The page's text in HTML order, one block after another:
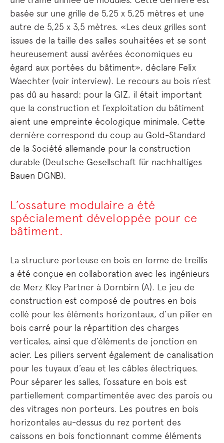
basée sur une grille de 5,25 x 5,25 mètres et une
autre de 5,25 x 3,5 mètres. «Les deux grilles sont
issues de la taille des salles souhaitées et se sont
heureusement aussi avérées économiques eu
égard aux portées du bâtiment», déclare Felix
Waechter (voir interview). Le recours au bois n’est
pas dû au hasard: pour la GIZ, il était important
que la construction et l’exploitation du bâtiment
aient une empreinte écologique minimale. Cette
dernière correspond du coup au Gold-Standard
de la Société allemande pour la construction
durable (Deutsche Gesellschaft für nachhaltiges
Bauen DGNB).
L’ossature modulaire a été
spécialement développée pour ce
bâtiment.
La structure porteuse en bois en forme de treillis
a été conçue en collaboration avec les ingénieurs
de Merz Kley Partner à Dornbirn (A). Le jeu de
construction est composé de poutres en bois
collé pour les éléments horizontaux, d’un pilier en
bois carré pour la répartition des charges
verticales, ainsi que d’éléments de jonction en
acier. Les piliers servent également de canalisation
pour les tuyaux d’eau et les câbles électriques.
Pour séparer les salles, l’ossature en bois est
partiellement compartimentée avec des parois ou
des vitrages non porteurs. Les poutres en bois
horizontales au-dessus du rez portent des
caissons en bois fonctionnant comme éléments